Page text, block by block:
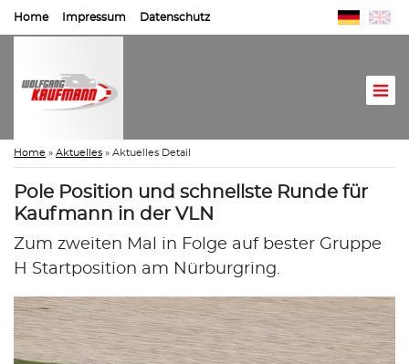
Home Impressum Datenschutz
Home » Aktuelles » Aktuelles Detail
Pole Position und schnellste Runde für
Kaufmann in der VLN
Zum zweiten Mal in Folge auf bester Gruppe
H Startposition am Nürburgring.